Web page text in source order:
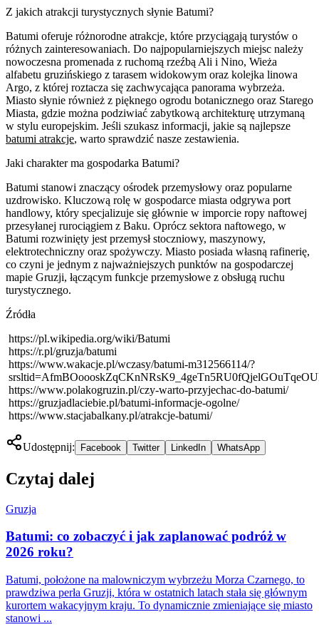
Z jakich atrakcji turystycznych słynie Batumi?
Batumi oferuje różnorodne atrakcje, które przyciągają turystów o
różnych zainteresowaniach. Do najpopularniejszych miejsc należy
nowoczesna promenada z ruchomą rzeźbą Ali i Nino, Wieża
alfabetu gruzińskiego z tarasem widokowym oraz kolejka linowa
Argo, z której roztacza się zachwycająca panorama wybrzeża.
Miasto słynie również z pięknego ogrodu botanicznego oraz Starego
Miasta, gdzie można podziwiać zabytkową architekturę utrzymaną
w stylu europejskim. Jeśli szukasz informacji, jakie są najlepsze
batumi atrakcje, warto sprawdzić nasze zestawienia.
Jaki charakter ma gospodarka Batumi?
Batumi stanowi znaczący ośrodek przemysłowy oraz popularne
uzdrowisko. Kluczową rolę w gospodarce miasta odgrywa port
handlowy, który specjalizuje się głównie w imporcie ropy naftowej
przesyłanej rurociągiem z Baku. Oprócz sektora naftowego, w
Batumi rozwinięty jest przemysł stoczniowy, maszynowy,
elektrotechniczny oraz spożywczy. Miasto posiada własną rafinerię,
co czyni je jednym z najważniejszych punktów na gospodarczej
mapie Gruzji, łączącym funkcje przemysłowe z obsługą ruchu
turystycznego.
Źródła
https://pl.wikipedia.org/wiki/Batumi
https://r.pl/gruzja/batumi
https://www.wakacje.pl/wczasy/batumi-m312566114/?
https://www.polakogruzin.pl/czy-warto-przyjechac-do-batumi/
https://gruzjadlaciebie.pl/batumi-informacje-ogolne/
https://www.stacjabalkany.pl/atrakcje-batumi/
Udostępnij: Facebook Twitter LinkedIn WhatsApp
Czytaj dalej
Gruzja
Batumi: co zobaczyć i jak zaplanować podróż w
2026 roku?
Batumi, położone na malowniczym wybrzeżu Morza Czarnego, to
prawdziwa perła Gruzji, która w ostatnich latach stała się głównym
kurortem wakacyjnym kraju. To dynamicznie zmieniające się miasto
stanowi ...